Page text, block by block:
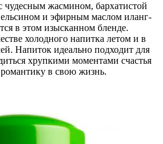
чудесным жасмином, бархатистой
и эфирным маслом иланг-
в этом изысканном бленде.
холодного напитка летом и в
Напиток идеально подходит для
хрупкими моментами счастья
в свою жизнь.